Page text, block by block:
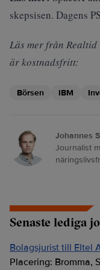
skepsisen. Dagens
Läs mer från
är kostnadsfritt:
Börsen IBM
Johannes
Journalist
Senaste lediga
Bolagsjurist till Eltel
Placering: Bromma,